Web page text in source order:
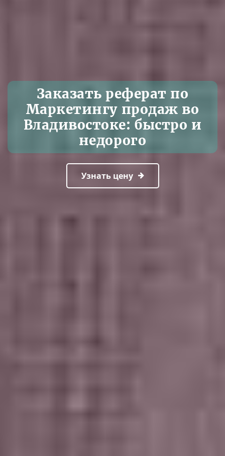
Заказать реферат по
Маркетингу продаж во
Владивостоке: быстро и
недорого
Узнать цену